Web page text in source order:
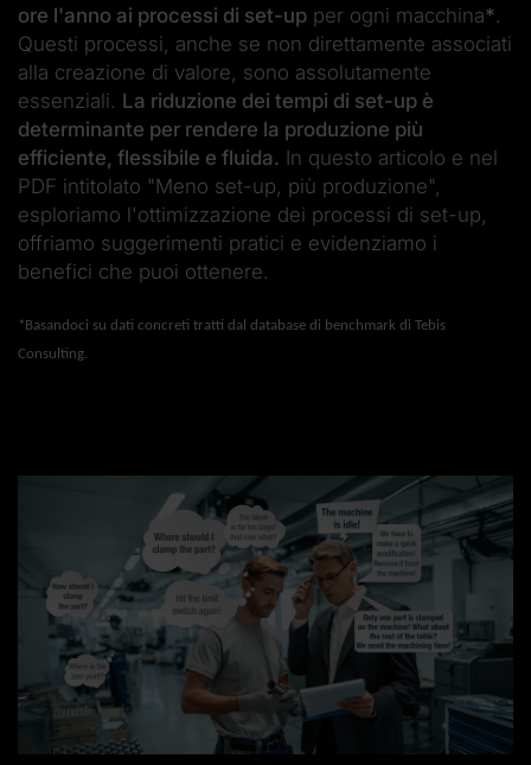
ore l'anno ai processi di set-up per ogni macchina*.
Questi processi, anche se non direttamente associati
alla creazione di valore, sono assolutamente
essenziali. La riduzione dei tempi di set-up è
determinante per rendere la produzione più
efficiente, flessibile e fluida. In questo articolo e nel
PDF intitolato "Meno set-up, più produzione",
esploriamo l'ottimizzazione dei processi di set-up,
offriamo suggerimenti pratici e evidenziamo i
benefici che puoi ottenere.
*Basandoci su dati concreti tratti dal database di benchmark di Tebis
Consulting.